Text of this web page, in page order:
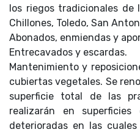
los riegos tradicionales de
Chillones, Toledo, San
Abonados, enmiendas y
Entrecavados y escardas.
Mantenimiento y
cubiertas vegetales. Se
superficie total de las
realizarán en
deterioradas en las